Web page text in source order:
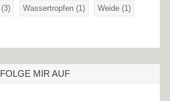
(3) Wassertropfen (1) Weide (1)
FOLGE MIR AUF